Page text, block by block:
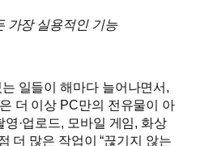
가장 실용적인 기능
일들이 해마다 늘어나면서,
더 이상 PC만의 전유물이 아
·업로드, 모바일 게임, 화상
더 많은 작업이 “끊기지 않는